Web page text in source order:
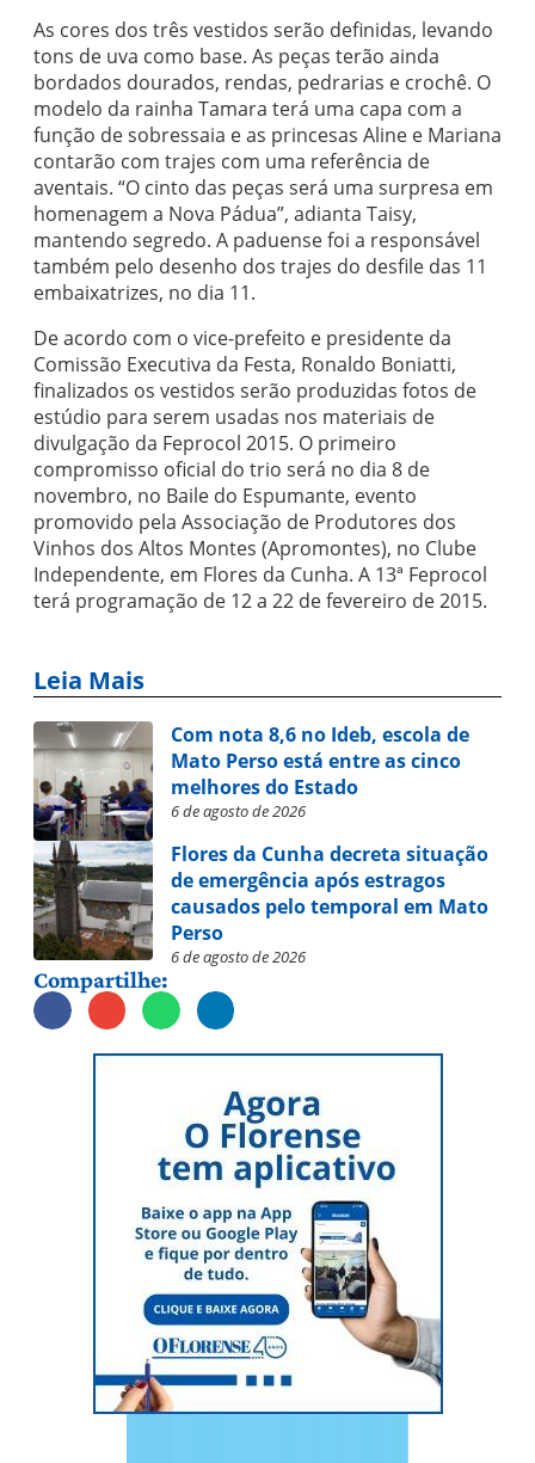
As cores dos três vestidos serão definidas, levando
tons de uva como base. As peças terão ainda
bordados dourados, rendas, pedrarias e crochê. O
modelo da rainha Tamara terá uma capa com a
função de sobressaia e as princesas Aline e Mariana
contarão com trajes com uma referência de
aventais. “O cinto das peças será uma surpresa em
homenagem a Nova Pádua”, adianta Taisy,
mantendo segredo. A paduense foi a responsável
também pelo desenho dos trajes do desfile das 11
embaixatrizes, no dia 11.
De acordo com o vice-prefeito e presidente da
Comissão Executiva da Festa, Ronaldo Boniatti,
finalizados os vestidos serão produzidas fotos de
estúdio para serem usadas nos materiais de
divulgação da Feprocol 2015. O primeiro
compromisso oficial do trio será no dia 8 de
novembro, no Baile do Espumante, evento
promovido pela Associação de Produtores dos
Vinhos dos Altos Montes (Apromontes), no Clube
Independente, em Flores da Cunha. A 13ª Feprocol
terá programação de 12 a 22 de fevereiro de 2015.
Leia Mais
Com nota 8,6 no Ideb, escola de
Mato Perso está entre as cinco
melhores do Estado
6 de agosto de 2026
Flores da Cunha decreta situação
de emergência após estragos
causados pelo temporal em Mato
Perso
6 de agosto de 2026
Compartilhe: